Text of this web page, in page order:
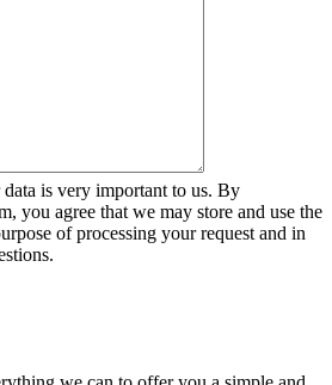
is very important to us. By
you agree that we may store and use the
of processing your request and in